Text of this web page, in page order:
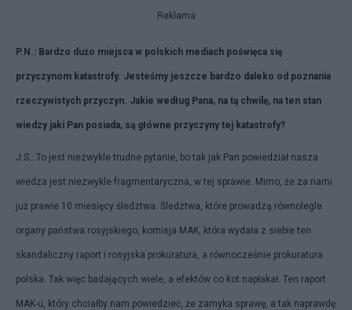
Reklama
P.N.: Bardzo dużo miejsca w polskich mediach poświęca się
przyczynom katastrofy. Jesteśmy jeszcze bardzo daleko od poznania
rzeczywistych przyczyn. Jakie według Pana, na tą chwilę, na ten stan
wiedzy jaki Pan posiada, są główne przyczyny tej katastrofy?
J.S.: To jest niezwykle trudne pytanie, bo tak jak Pan powiedział nasza
wiedza jest niezwykle fragmentaryczna, w tej sprawie. Mimo, że za nami
już prawie 10 miesięcy śledztwa. Śledztwa, które prowadzą równolegle
organy państwa rosyjskiego, komisja MAK, która wydała z siebie ten
skandaliczny raport i rosyjska prokuratura, a równocześnie prokuratura
polska. Tak więc badających wiele, a efektów co kot napłakał. Ten raport
MAK-u, który chciałby nam powiedzieć, że zamyka sprawę, a tak naprawdę